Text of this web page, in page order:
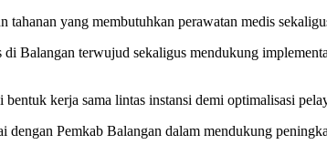
yang membutuhkan perawatan medis
Balangan terwujud sekaligus mendukung
kerja sama lintas instansi demi optimalisasi
Pemkab Balangan dalam mendukung